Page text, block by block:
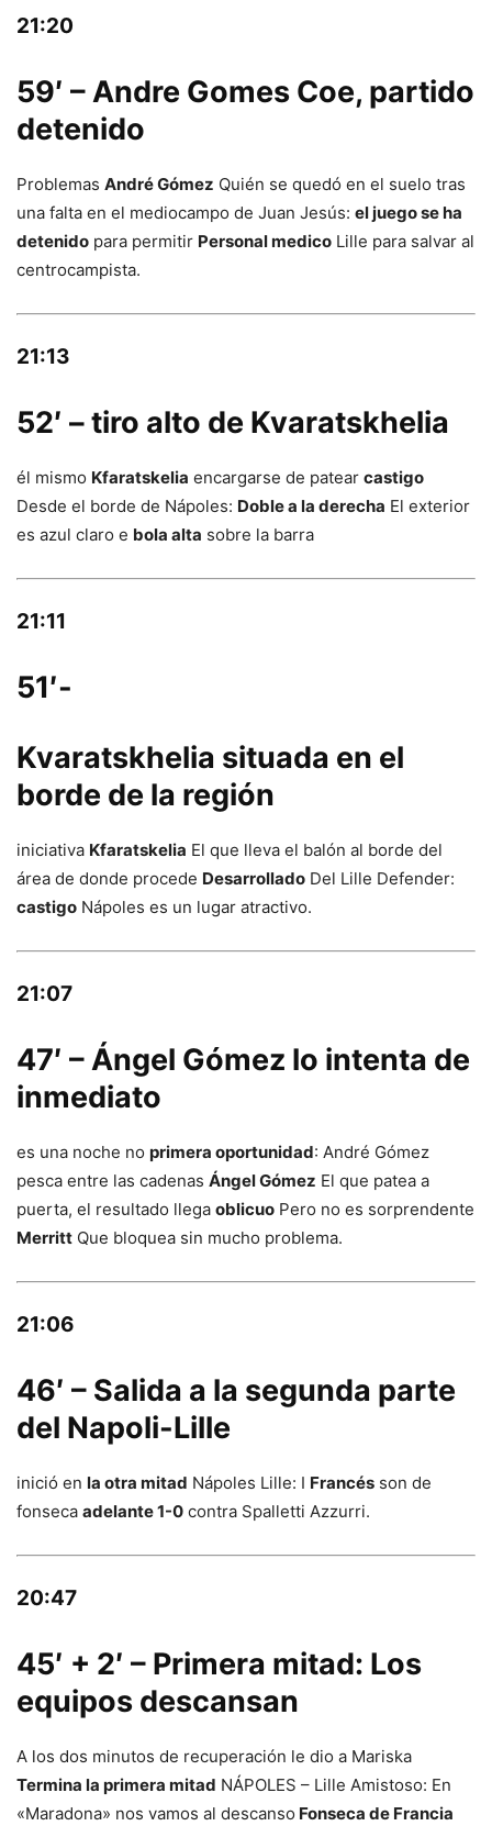
21:20
59′ – Andre Gomes Coe, partido
detenido
Problemas André Gómez Quién se quedó en el suelo tras
una falta en el mediocampo de Juan Jesús: el juego se ha
detenido para permitir Personal medico Lille para salvar al
centrocampista.
21:13
52′ – tiro alto de Kvaratskhelia
él mismo Kfaratskelia encargarse de patear castigo
Desde el borde de Nápoles: Doble a la derecha El exterior
es azul claro e bola alta sobre la barra
21:11
51′-
Kvaratskhelia situada en el
borde de la región
iniciativa Kfaratskelia El que lleva el balón al borde del
área de donde procede Desarrollado Del Lille Defender:
castigo Nápoles es un lugar atractivo.
21:07
47′ – Ángel Gómez lo intenta de
inmediato
es una noche no primera oportunidad: André Gómez
pesca entre las cadenas Ángel Gómez El que patea a
puerta, el resultado llega oblicuo Pero no es sorprendente
Merritt Que bloquea sin mucho problema.
21:06
46′ – Salida a la segunda parte
del Napoli-Lille
inició en la otra mitad Nápoles Lille: I Francés son de
fonseca adelante 1-0 contra Spalletti Azzurri.
20:47
45′ + 2′ – Primera mitad: Los
equipos descansan
A los dos minutos de recuperación le dio a Mariska
Termina la primera mitad NÁPOLES – Lille Amistoso: En
«Maradona» nos vamos al descanso Fonseca de Francia